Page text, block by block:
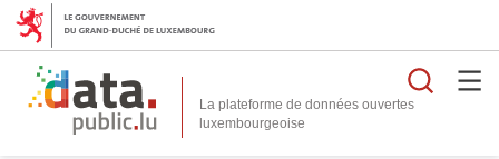
La plateforme de données ouvertes